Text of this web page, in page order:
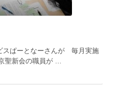
スぱーとなーさんが 毎月実施
聖新会の職員が …